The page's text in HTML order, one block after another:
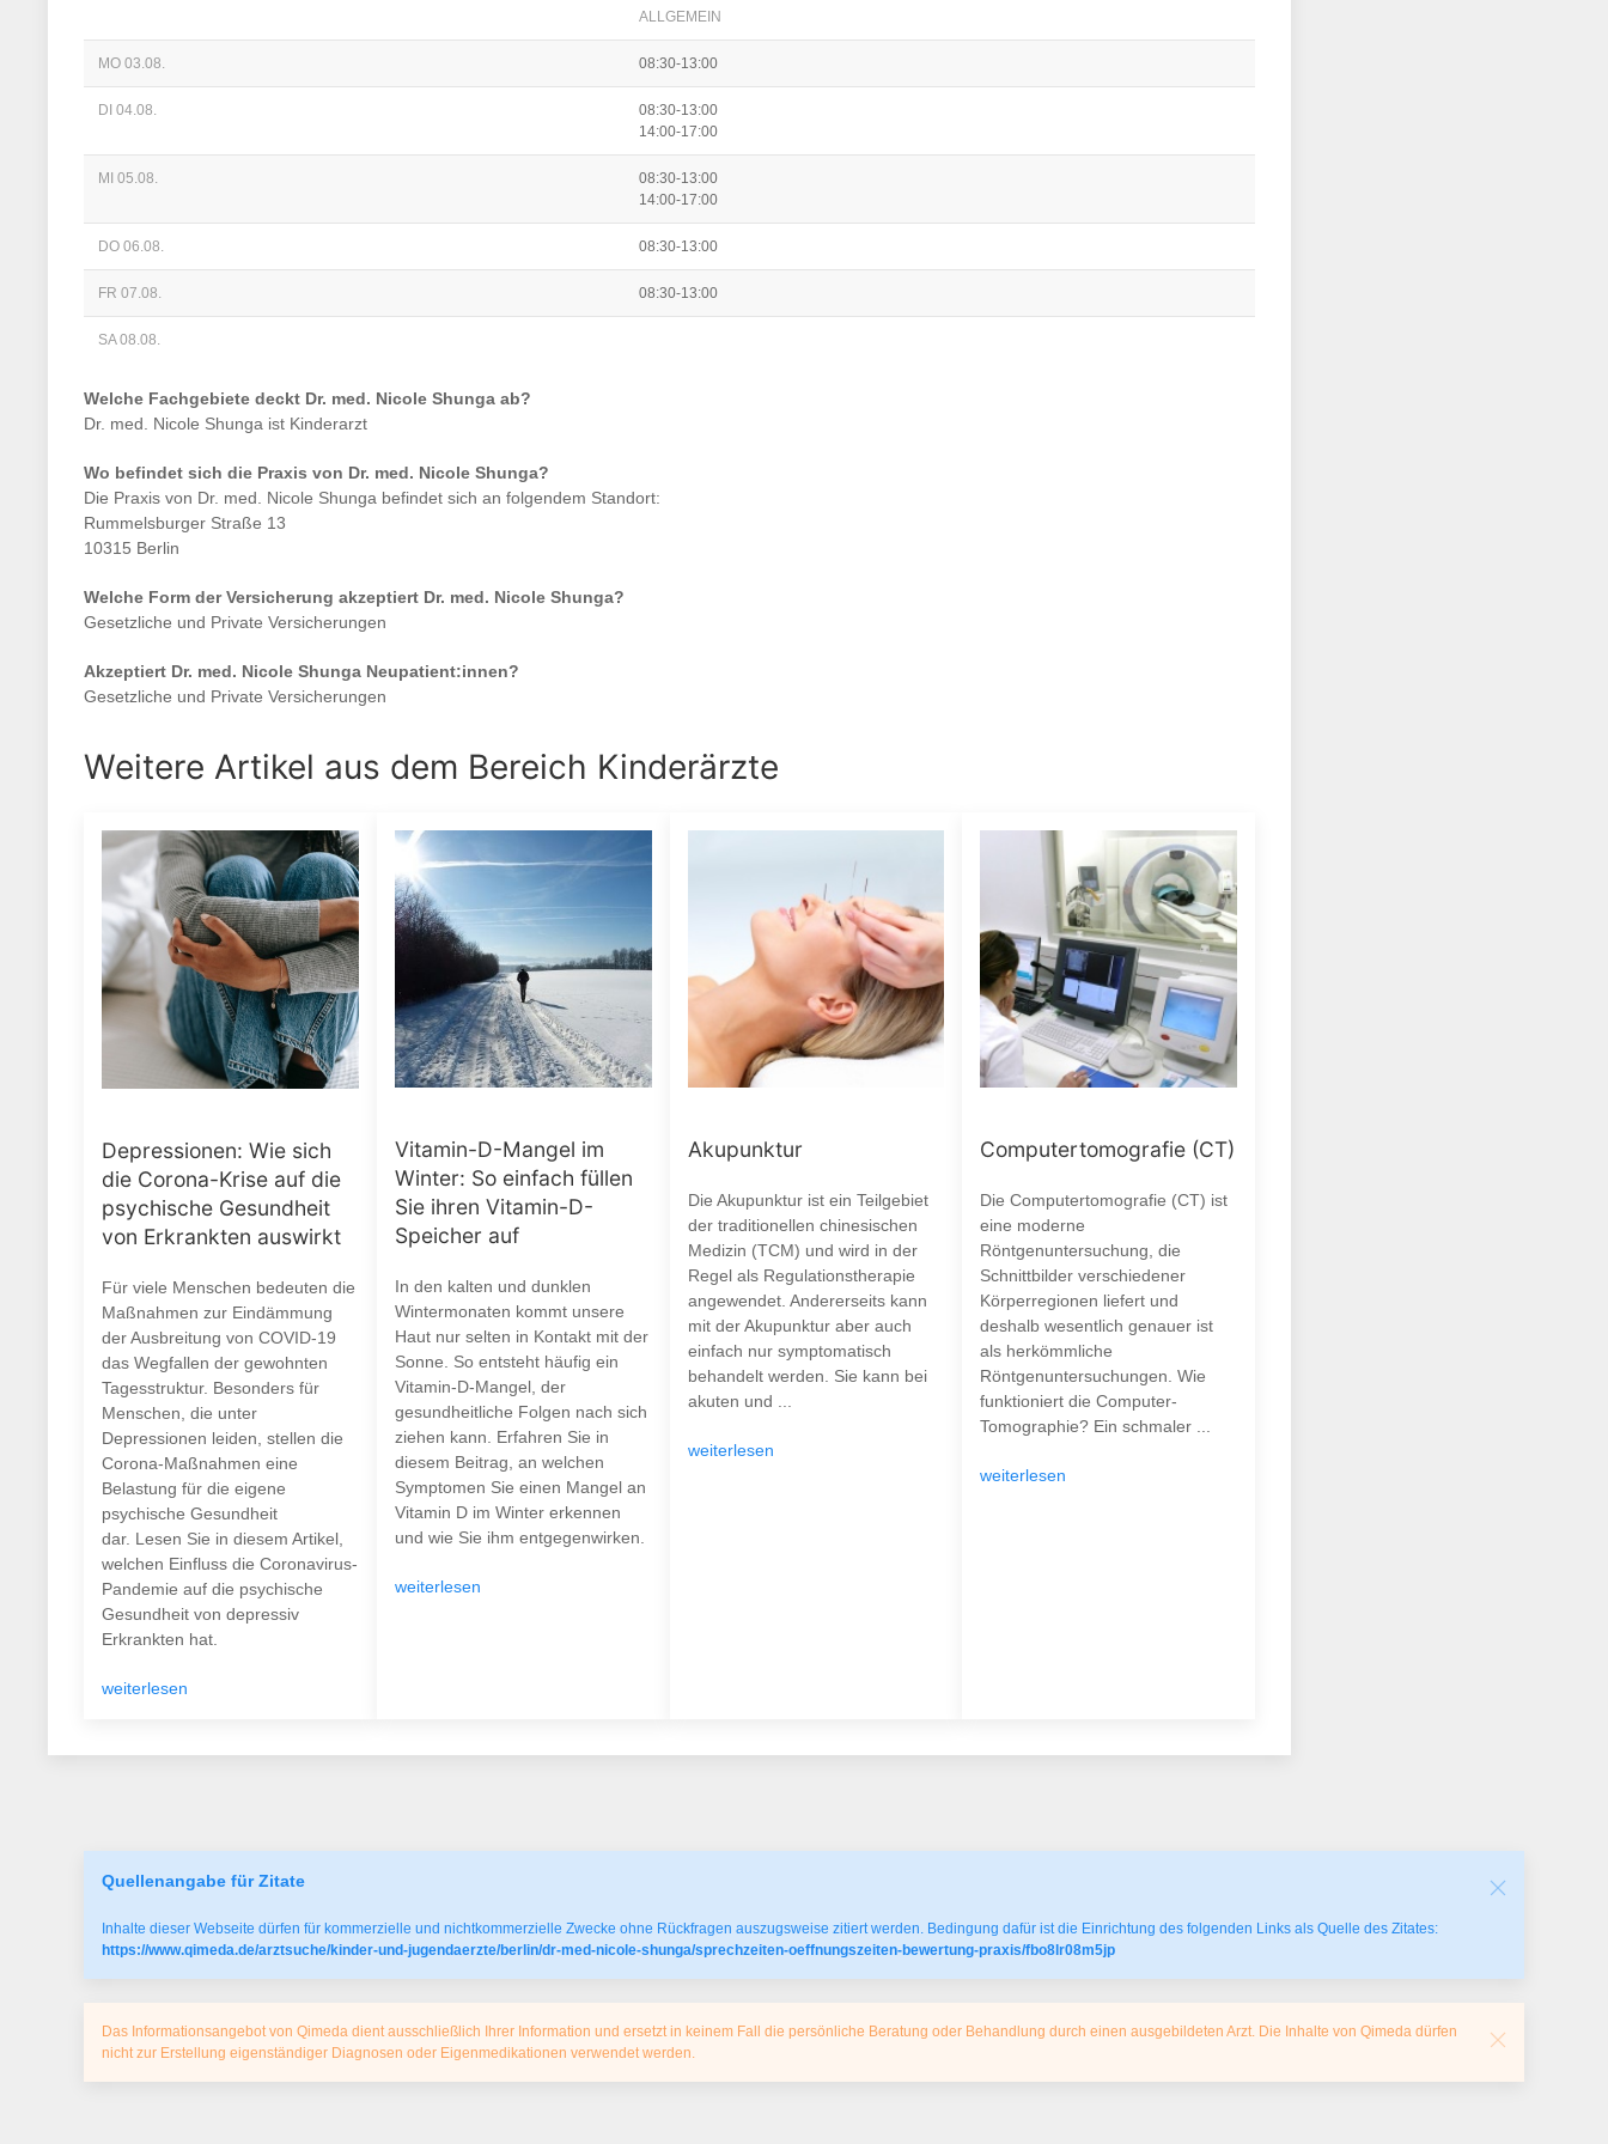
ALLGEMEIN
MO 03.08. 08:30-13:00
DI 04.08.
08:30-13:00
14:00-17:00
MI 05.08.
08:30-13:00
14:00-17:00
DO 06.08. 08:30-13:00
FR 07.08. 08:30-13:00
SA 08.08.
Welche Fachgebiete deckt Dr. med. Nicole Shunga ab?
Dr. med. Nicole Shunga ist Kinderarzt
Wo befindet sich die Praxis von Dr. med. Nicole Shunga?
Die Praxis von Dr. med. Nicole Shunga befindet sich an folgendem Standort:
Rummelsburger Straße 13
10315 Berlin
Welche Form der Versicherung akzeptiert Dr. med. Nicole Shunga?
Gesetzliche und Private Versicherungen
Akzeptiert Dr. med. Nicole Shunga Neupatient:innen?
Gesetzliche und Private Versicherungen
Weitere Artikel aus dem Bereich Kinderärzte
Depressionen: Wie sich
die Corona-Krise auf die
psychische Gesundheit
von Erkrankten auswirkt
Für viele Menschen bedeuten die
Maßnahmen zur Eindämmung
der Ausbreitung von COVID-19
das Wegfallen der gewohnten
Tagesstruktur. Besonders für
Menschen, die unter
Depressionen leiden, stellen die
Corona-Maßnahmen eine
Belastung für die eigene
psychische Gesundheit
dar. Lesen Sie in diesem Artikel,
welchen Einfluss die Coronavirus-
Pandemie auf die psychische
Gesundheit von depressiv
Erkrankten hat.
weiterlesen
Vitamin-D-Mangel im
Winter: So einfach füllen
Sie ihren Vitamin-D-
Speicher auf
In den kalten und dunklen
Wintermonaten kommt unsere
Haut nur selten in Kontakt mit der
Sonne. So entsteht häufig ein
Vitamin-D-Mangel, der
gesundheitliche Folgen nach sich
ziehen kann. Erfahren Sie in
diesem Beitrag, an welchen
Symptomen Sie einen Mangel an
Vitamin D im Winter erkennen
und wie Sie ihm entgegenwirken.
weiterlesen
Akupunktur
Die Akupunktur ist ein Teilgebiet
der traditionellen chinesischen
Medizin (TCM) und wird in der
Regel als Regulationstherapie
angewendet. Andererseits kann
mit der Akupunktur aber auch
einfach nur symptomatisch
behandelt werden. Sie kann bei
akuten und ...
weiterlesen
Computertomografie (CT)
Die Computertomografie (CT) ist
eine moderne
Röntgenuntersuchung, die
Schnittbilder verschiedener
Körperregionen liefert und
deshalb wesentlich genauer ist
als herkömmliche
Röntgenuntersuchungen. Wie
funktioniert die Computer-
Tomographie? Ein schmaler ...
weiterlesen
Quellenangabe für Zitate
Inhalte dieser Webseite dürfen für kommerzielle und nichtkommerzielle Zwecke ohne Rückfragen auszugsweise zitiert werden. Bedingung dafür ist die Einrichtung des folgenden Links als Quelle des Zitates:
https://www.qimeda.de/arztsuche/kinder-und-jugendaerzte/berlin/dr-med-nicole-shunga/sprechzeiten-oeffnungszeiten-bewertung-praxis/fbo8lr08m5jp
Das Informationsangebot von Qimeda dient ausschließlich Ihrer Information und ersetzt in keinem Fall die persönliche Beratung oder Behandlung durch einen ausgebildeten Arzt. Die Inhalte von Qimeda dürfen
nicht zur Erstellung eigenständiger Diagnosen oder Eigenmedikationen verwendet werden.